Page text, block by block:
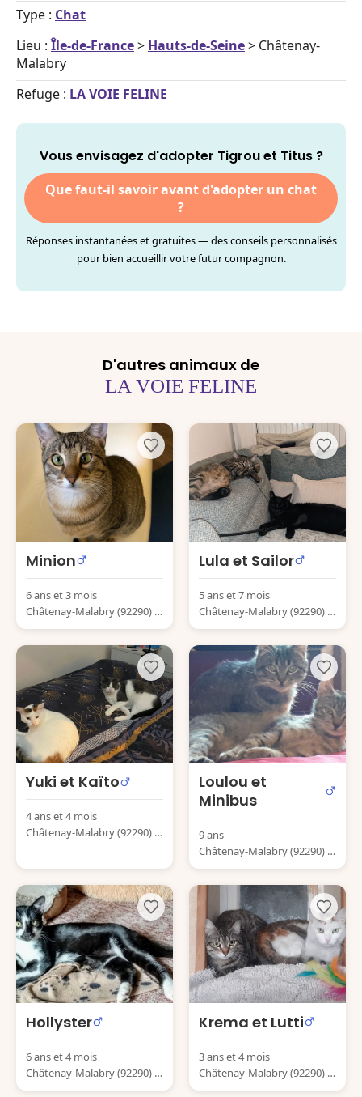
Type : Chat
Lieu : Île-de-France> Hauts-de-Seine> Châtenay-
Malabry
Refuge : LA VOIE FELINE
Vous envisagez d'adopter Tigrou et Titus ?
Que faut-il savoir avant d'adopter un chat
?
Réponses instantanées et gratuites — des conseils personnalisés
pour bien accueillir votre futur compagnon.
D'autres animaux de
LA VOIE FELINE
Minion
6 ans et 3 mois
Châtenay-Malabry (92290) F
rance
Lula et Sailor
5 ans et 7 mois
Châtenay-Malabry (92290) F
rance
Yuki et Kaïto
4 ans et 4 mois
Châtenay-Malabry (92290) F
Loulou et
Minibus
9 ans
Châtenay-Malabry (92290) F
rance
Hollyster
6 ans et 4 mois
Châtenay-Malabry (92290) F
rance
Krema et Lutti
3 ans et 4 mois
Châtenay-Malabry (92290) F
rance